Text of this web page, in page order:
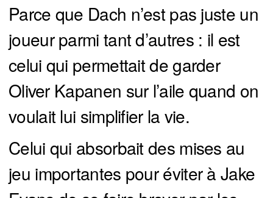
Parce que Dach n’est pas juste un
joueur parmi tant d’autres : il est
celui qui permettait de garder
Oliver Kapanen sur l’aile quand on
voulait lui simplifier la vie.
Celui qui absorbait des mises au
jeu importantes pour éviter à Jake